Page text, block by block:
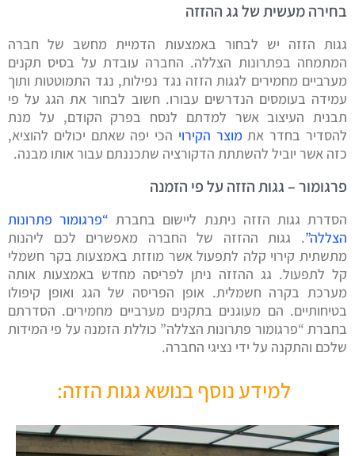
בחירה מעשית של גג ההזזה
גגות הזזה יש לבחור באמצעות הדמיית מחשב של חברה
המתמחה בפתרונות הצללה. החברה עובדת על בסיס תקנים
מערביים מחמירים לגגות הזזה נגד נפילות, נגד התמוטטות ותוך
עמידה בעומסים הנדרשים עבורו. חשוב לבחור את הגג על פי
תבנית העיצוב אשר למדתם לנסח בפרק הקודם, על מנת
להסדיר בחדר את מוצר הקירויהכי יפה שאתם יכולים להוציא,
כזה אשר יוביל להשתתת הדקורציה שתכננתם עבור אותו מבנה.
פרגומור – גגות הזזה על פי הזמנה
הסדרת גגות הזזה ניתנת ליישום בחברת “פרגומור פתרונות
הצללה”. גגות ההזזה של החברה מאפשרים לכם ליהנות
מתשתית קירוי קלה לתפעול אשר מוזזת באמצעות בקר חשמלי
קל לתפעול. גג ההזזה ניתן לפריסה מחדש באמצעות אותה
מערכת בקרה חשמלית. אופן הפריסה של הגג ואופן קיפולו
בטיחותיים. הם מעוגנים בתקנים מערביים מחמירים. הסדרתם
בחברת “פרגומור פתרונות הצללה” כוללת הזמנה על פי המידות
שלכם והתקנה על ידי נציגי החברה.
למידע נוסף בנושא גגות הזזה: